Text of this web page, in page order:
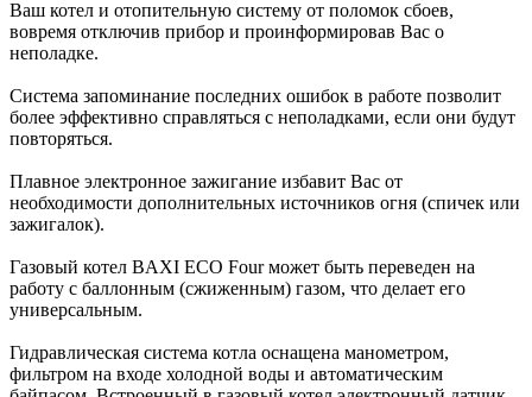
Ваш котел и отопительную систему от поломок сбоев,
вовремя отключив прибор и проинформировав Вас о
неполадке.
Система запоминание последних ошибок в работе позволит
более эффективно справляться с неполадками, если они будут
повторяться.
Плавное электронное зажигание избавит Вас от
необходимости дополнительных источников огня (спичек или
зажигалок).
Газовый котел BAXI ECO Four может быть переведен на
работу с баллонным (сжиженным) газом, что делает его
универсальным.
Гидравлическая система котла оснащена манометром,
фильтром на входе холодной воды и автоматическим